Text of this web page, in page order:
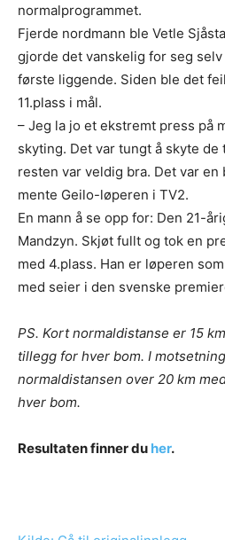
normalprogrammet.
Fjerde nordmann ble Vetle
gjorde det vanskelig for seg
første liggende. Siden ble det
11.plass i mål.
– Jeg la jo et ekstremt press på
skyting. Det var tungt å skyte
resten var veldig bra. Det var
mente Geilo-løperen i TV2.
En mann å se opp for: Den 21-
Mandzyn. Skjøt fullt og tok en
med 4.plass. Han er løperen
med seier i den svenske
PS. Kort normaldistanse er 15
tillegg for hver bom. I
normaldistansen over 20 km
hver bom.
Resultaten finner du her.